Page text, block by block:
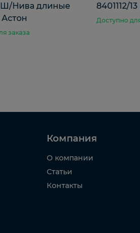
Ш/Нива длиные
Астон
заказа
8401112/
Доступно
Компания
О компании
Статьи
Контакты